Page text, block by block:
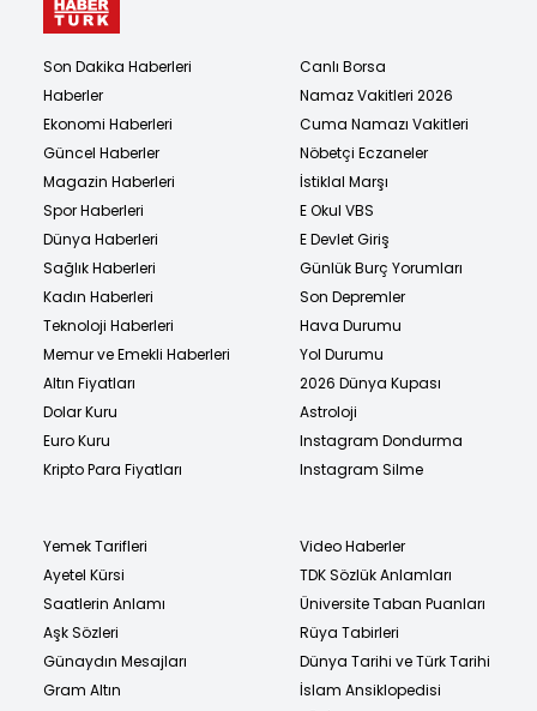
Son Dakika Haberleri
Haberler
Ekonomi Haberleri
Güncel Haberler
Magazin Haberleri
Spor Haberleri
Dünya Haberleri
Sağlık Haberleri
Kadın Haberleri
Teknoloji Haberleri
Memur ve Emekli Haberleri
Altın Fiyatları
Dolar Kuru
Euro Kuru
Kripto Para Fiyatları
Canlı Borsa
Namaz Vakitleri 2026
Cuma Namazı Vakitleri
Nöbetçi Eczaneler
İstiklal Marşı
E Okul VBS
E Devlet Giriş
Günlük Burç Yorumları
Son Depremler
Hava Durumu
Yol Durumu
2026 Dünya Kupası
Astroloji
Instagram Dondurma
Instagram Silme
Yemek Tarifleri
Ayetel Kürsi
Saatlerin Anlamı
Aşk Sözleri
Günaydın Mesajları
Gram Altın
Video Haberler
TDK Sözlük Anlamları
Üniversite Taban Puanları
Rüya Tabirleri
Dünya Tarihi ve Türk Tarihi
İslam Ansiklopedisi